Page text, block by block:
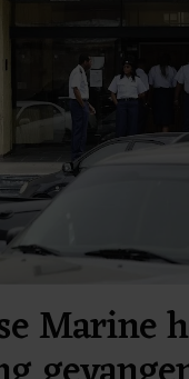
Marine